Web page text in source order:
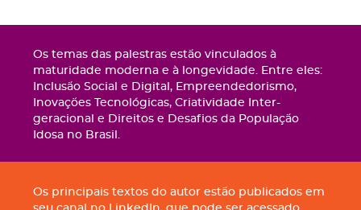
Os temas das palestras estão vinculados à
maturidade moderna e à longevidade. Entre eles:
Inclusão Social e Digital, Empreendedorismo,
Inovações Tecnológicas, Criatividade Inter-
geracional e Direitos e Desafios da População
Idosa no Brasil.
Os principais textos do autor estão publicados em